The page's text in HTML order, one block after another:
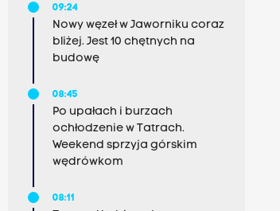
09:24
Nowy węzeł w Jaworniku coraz
bliżej. Jest 10 chętnych na
budowę
08:45
Po upałach i burzach
ochłodzenie w Tatrach.
Weekend sprzyja górskim
wędrówkom
08:11